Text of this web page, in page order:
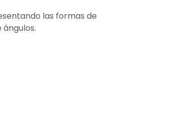
las formas de